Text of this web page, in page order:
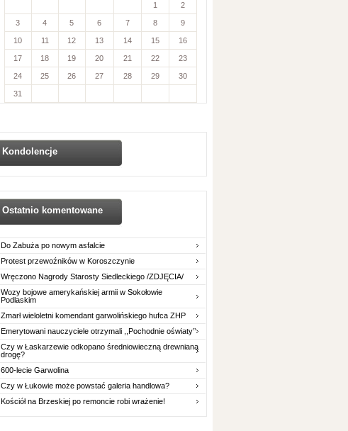
1 2
3 4 5 6 7 8 9
10 11 12 13 14 15 16
17 18 19 20 21 22 23
24 25 26 27 28 29 30
31
Kondolencje
Ostatnio komentowane
Do Zabuża po nowym asfalcie
Protest przewoźników w Koroszczynie
Wręczono Nagrody Starosty Siedleckiego /ZDJĘCIA/
Wozy bojowe amerykańskiej armii w Sokołowie
Podlaskim
Zmarł wieloletni komendant garwolińskiego hufca ZHP
Emerytowani nauczyciele otrzymali ,,Pochodnie oświaty’’
Czy w Łaskarzewie odkopano średniowieczną drewnianą
drogę?
600-lecie Garwolina
Czy w Łukowie może powstać galeria handlowa?
Kościół na Brzeskiej po remoncie robi wrażenie!